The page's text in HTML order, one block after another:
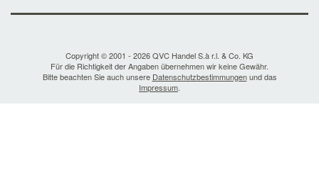
Copyright © 2001 - 2026 QVC Handel S.à r.l. & Co. KG
Für die Richtigkeit der Angaben übernehmen wir keine Gewähr.
Bitte beachten Sie auch unsere Datenschutzbestimmungenund das
Impressum.